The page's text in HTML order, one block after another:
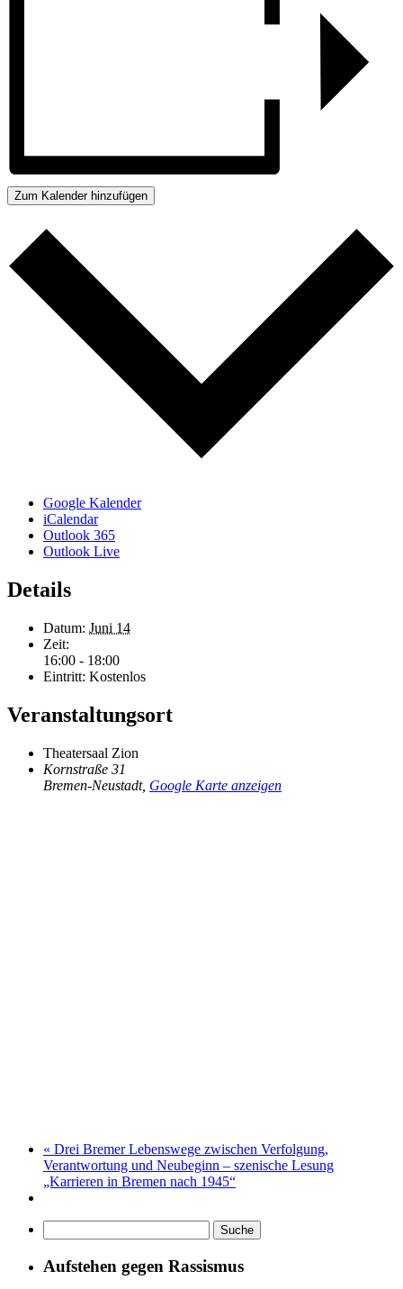
Zum Kalender hinzufügen
Google Kalender
iCalendar
Outlook 365
Outlook Live
Details
Datum: Juni 14
Zeit:
16:00 - 18:00
Eintritt: Kostenlos
Veranstaltungsort
Theatersaal Zion
Kornstraße 31
Bremen-Neustadt, Google Karte anzeigen
« Drei Bremer Lebenswege zwischen Verfolgung,
Verantwortung und Neubeginn – szenische Lesung
„Karrieren in Bremen nach 1945“
Aufstehen gegen Rassismus